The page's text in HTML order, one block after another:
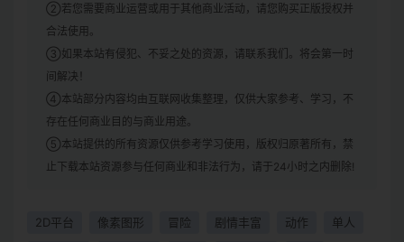
②若您需要商业运营或用于其他商业活动，请您购买正版授权并
合法使用。
③如果本站有侵犯、不妥之处的资源，请联系我们。将会第一时
间解决！
④本站部分内容均由互联网收集整理，仅供大家参考、学习，不
存在任何商业目的与商业用途。
⑤本站提供的所有资源仅供参考学习使用，版权归原著所有，禁
止下载本站资源参与任何商业和非法行为，请于24小时之内删除!
2D平台 像素图形 冒险 剧情丰富 动作 单人